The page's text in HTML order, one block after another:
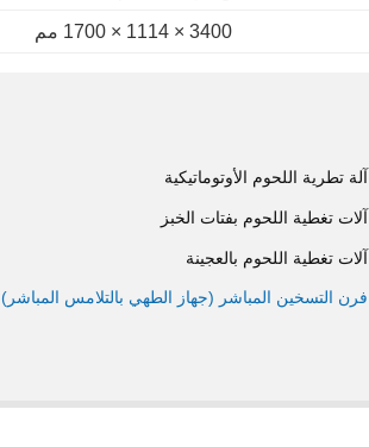
3400 × 1114 × 1700 مم
آلة تطرية اللحوم الأوتوماتيكية
آلات تغطية اللحوم بفتات الخبز
آلات تغطية اللحوم بالعجينة
فرن التسخين المباشر (جهاز الطهي بالتلامس المباشر)